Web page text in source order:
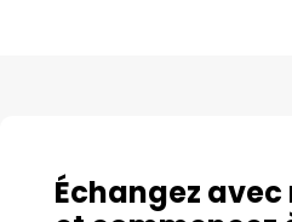
Échangez